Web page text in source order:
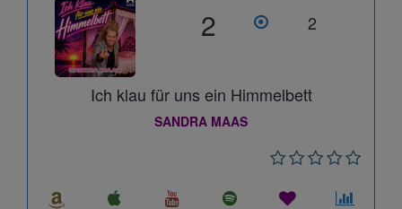
2 2
Ich klau für uns ein Himmelbett
SANDRA MAAS